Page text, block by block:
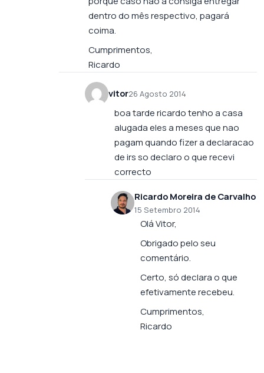
dentro do mês respectivo, pagará
coima.
Cumprimentos,
Ricardo
vitor26 Agosto 2014
boa tarde ricardo tenho a casa
alugada eles a meses que nao
pagam quando fizer a declaracao
de irs so declaro o que recevi
correcto
Ricardo Moreira de Carvalho
15 Setembro 2014
Olá Vitor,
Obrigado pelo seu
comentário.
Certo, só declara o que
efetivamente recebeu.
Cumprimentos,
Ricardo